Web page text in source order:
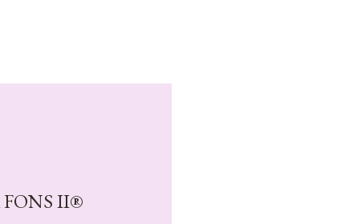
FONS II®